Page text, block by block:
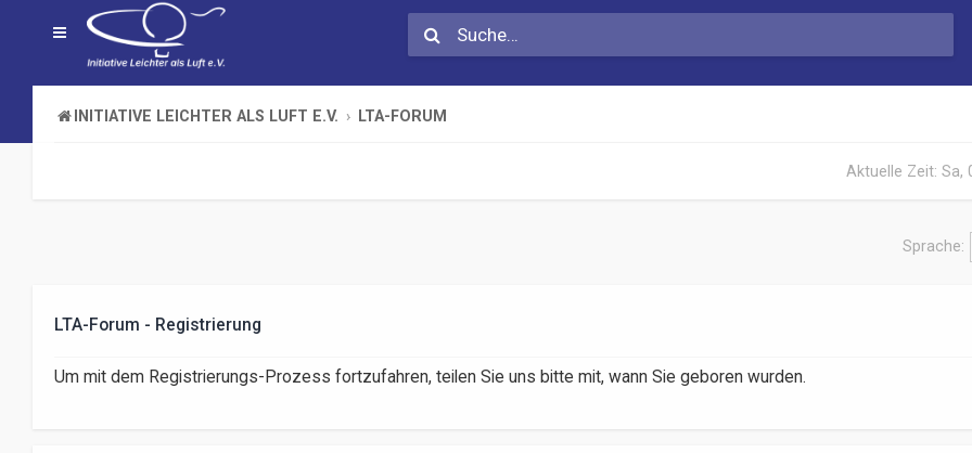
INITIATIVE LEICHTER ALS LUFT E.V. LTA-FORUM
Aktuelle Zeit: Sa,
Sprache:
LTA-Forum - Registrierung
Um mit dem Registrierungs-Prozess fortzufahren, teilen Sie uns bitte mit, wann Sie geboren wurden.